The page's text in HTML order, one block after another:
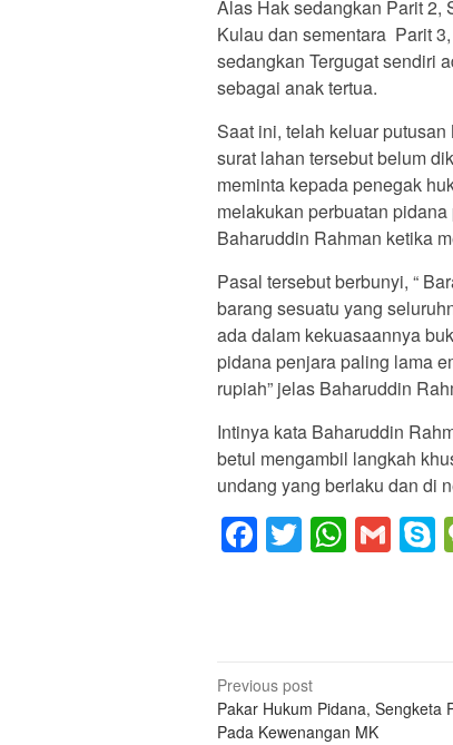
Alas Hak sedangkan Parit 2,
Kulau dan sementara Parit
sedangkan Tergugat sendiri
sebagai anak tertua.
Saat ini, telah keluar
surat lahan tersebut belum
meminta kepada penegak
melakukan perbuatan
Baharuddin Rahman ketika
Pasal tersebut berbunyi, “
barang sesuatu yang
ada dalam kekuasaannya
pidana penjara paling lama
rupiah” jelas Baharuddin
Intinya kata Baharuddin
betul mengambil langkah
undang yang berlaku dan di
Facebook
Twitter
Post
navigation
Previous post
Pakar Hukum Pidana, Sengketa
Pada Kewenangan MK